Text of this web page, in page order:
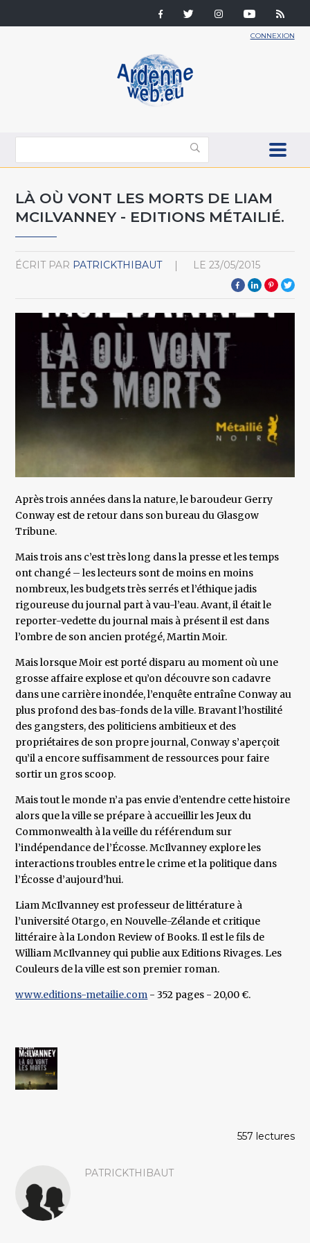
CONNEXION
LÀ OÙ VONT LES MORTS DE LIAM
MCILVANNEY - EDITIONS MÉTAILIÉ.
ÉCRIT PAR PATRICKTHIBAUT LE 23/05/2015
Après trois années dans la nature, le baroudeur Gerry
Conway est de retour dans son bureau du Glasgow
Tribune.
Mais trois ans c’est très long dans la presse et les temps
ont changé – les lecteurs sont de moins en moins
nombreux, les budgets très serrés et l’éthique jadis
rigoureuse du journal part à vau-l’eau. Avant, il était le
reporter-vedette du journal mais à présent il est dans
l’ombre de son ancien protégé, Martin Moir.
Mais lorsque Moir est porté disparu au moment où une
grosse affaire explose et qu’on découvre son cadavre
dans une carrière inondée, l’enquête entraîne Conway au
plus profond des bas-fonds de la ville. Bravant l’hostilité
des gangsters, des politiciens ambitieux et des
propriétaires de son propre journal, Conway s’aperçoit
qu’il a encore suffisamment de ressources pour faire
sortir un gros scoop.
Mais tout le monde n’a pas envie d’entendre cette histoire
alors que la ville se prépare à accueillir les Jeux du
Commonwealth à la veille du référendum sur
l’indépendance de l’Écosse. McIlvanney explore les
interactions troubles entre le crime et la politique dans
l’Écosse d’aujourd’hui.
Liam McIlvanney est professeur de littérature à
l’université Otargo, en Nouvelle-Zélande et critique
littéraire à la London Review of Books. Il est le fils de
William McIlvanney qui publie aux Editions Rivages. Les
Couleurs de la ville est son premier roman.
www.editions-metailie.com - 352 pages - 20,00 €.
557 lectures
PATRICKTHIBAUT